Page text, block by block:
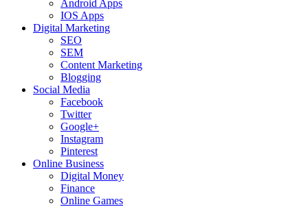
Android Apps
IOS Apps
Digital Marketing
SEO
SEM
Content Marketing
Blogging
Social Media
Facebook
Twitter
Google+
Instagram
Pinterest
Online Business
Digital Money
Finance
Online Games